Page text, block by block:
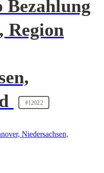
Bezahlung
Region
#12022
Niedersachsen,